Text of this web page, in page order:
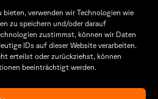
bieten, verwenden wir Technologien wie
zu speichern und/oder darauf
zustimmst, können wir Daten
IDs auf dieser Website verarbeiten.
erteilst oder zurückziehst, können
beeinträchtigt werden.